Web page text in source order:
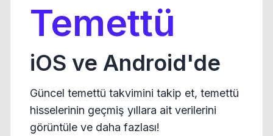
Temettü
iOS ve Android'de
Güncel temettü takvimini takip et, temettü
hisselerinin geçmiş yıllara ait verilerini
görüntüle ve daha fazlası!